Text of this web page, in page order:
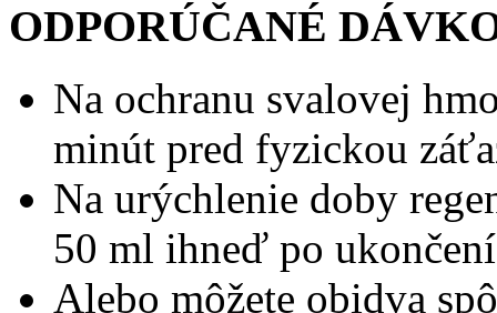
ODPORÚČANÉ
Na ochranu svalovej
minút pred fyzickou
Na urýchlenie doby
50 ml ihneď po
Alebo môžete obidva